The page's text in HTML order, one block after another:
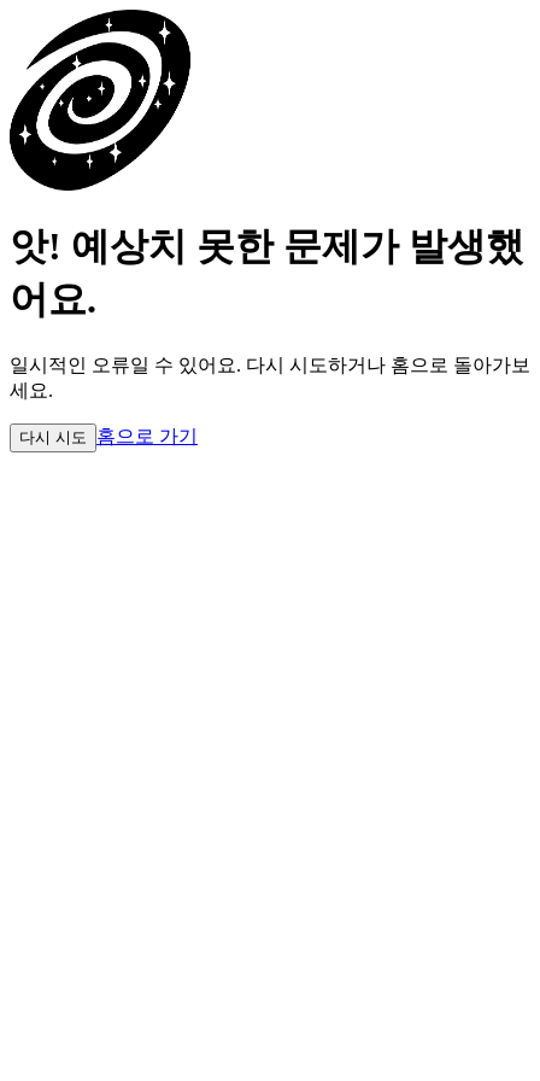
앗! 예상치 못한 문제가 발생했
어요.
일시적인 오류일 수 있어요. 다시 시도하거나 홈으로 돌아가보
세요.
다시 시도 홈으로 가기